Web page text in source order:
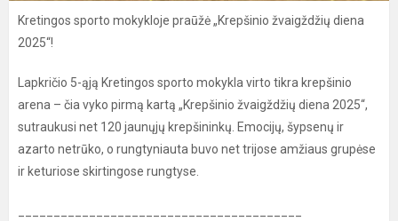
Kretingos sporto mokykloje praūžė „Krepšinio žvaigždžių diena
2025“!
Lapkričio 5-ąją Kretingos sporto mokykla virto tikra krepšinio
arena – čia vyko pirmą kartą „Krepšinio žvaigždžių diena 2025“,
sutraukusi net 120 jaunųjų krepšininkų. Emocijų, šypsenų ir
azarto netrūko, o rungtyniauta buvo net trijose amžiaus grupėse
ir keturiose skirtingose rungtyse.